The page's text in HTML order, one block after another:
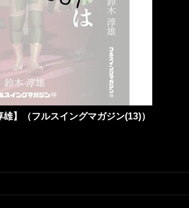
】（フルスイングマガジン(13)）